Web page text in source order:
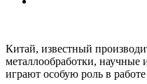
Китай, известный
металлообработки, научные
играют особую роль в